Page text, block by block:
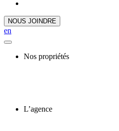
NOUS JOINDRE
en
Nos propriétés
L’agence